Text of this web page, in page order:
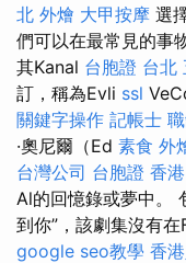
北 外燴 大甲按摩 選
們可以在最常見的事
其Kanal 台胞證 台北
訂，稱為Evli ssl
關鍵字操作 記帳士
·奧尼爾（Ed 素食 外
台灣公司 台胞證 香港
Al的回憶錄或夢中。
到你”，該劇集沒有在
google seo教學 香